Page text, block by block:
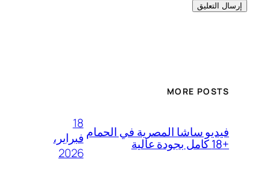
MORE POSTS
فيديو ساشا المصرية في الحمام
+18 كامل بجودة عالية
18
فبراير،
2026